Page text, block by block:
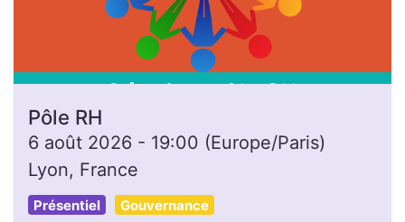
Pôle RH
6 août 2026 - 19:00 (Europe/Paris)
Lyon, France
Présentiel
Gouvernance